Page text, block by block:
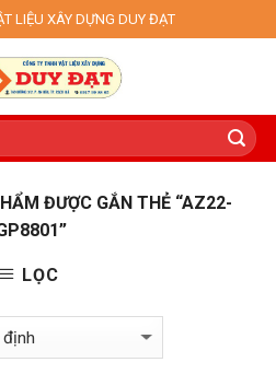
LIỆU XÂY DỰNG DUY ĐẠT
ĐƯỢC GẮN THẺ “AZ22-
LỌC